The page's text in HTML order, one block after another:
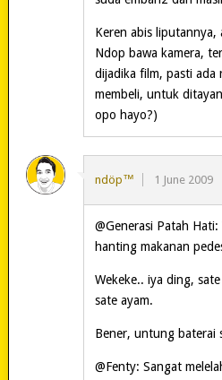
Keren abis
Ndop bawa kamera,
dijadika film, pasti ada
membeli, untuk
opo hayo?)
ndöp™ 1 June 2009
@Generasi Patah
hanting makanan
Wekeke.. iya ding,
sate ayam.
Bener, untung baterai
@Fenty: Sangat